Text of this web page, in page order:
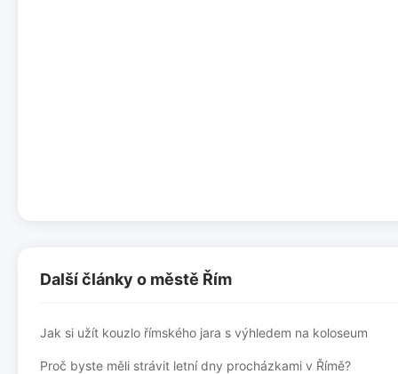
Další články o městě Řím
Jak si užít kouzlo římského jara s výhledem na koloseum
Proč byste měli strávit letní dny procházkami v Římě?